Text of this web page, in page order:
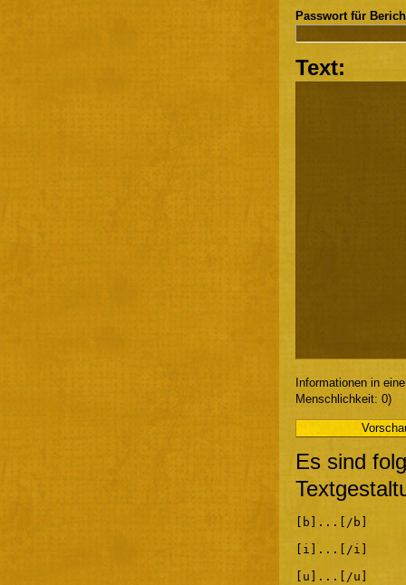
Passwort für
Text:
Informationen in
Menschlichkeit: 0)
Es sind
[b]...[/b]
[i]...[/i]
[u]...[/u]